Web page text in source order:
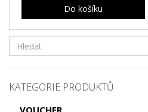
Do košíku
KATEGORIE PRODUKTŮ
VOUCHER